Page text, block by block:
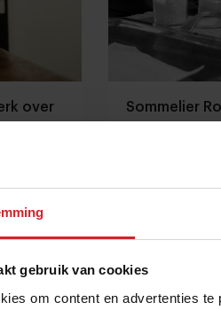
gebruik van cookies
om content en advertenties
over
lang niet
gaan.”
| 4 min
Sommelier